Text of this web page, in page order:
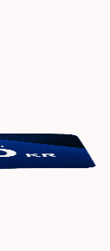
för